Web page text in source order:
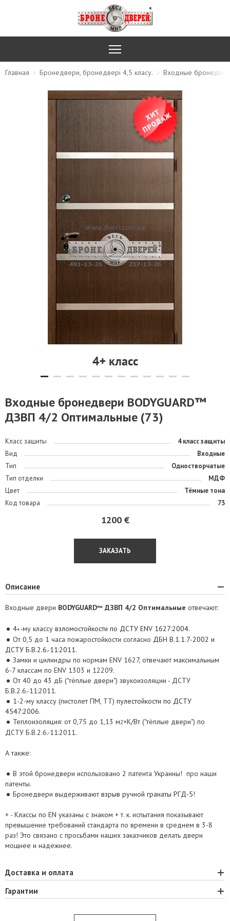
Главная Бронедвери, бронедвері 4,5 класу. Входные
Входные бронедвери BODYGUARD™
ДЗВП 4/2 Оптимальные (73)
Класс защиты
4 класс защиты
Вид
Входные
Тип
Одностворчатые
Тип отделки
МДФ
Цвет
Тёмные тона
Код товара
73
1200 €
ЗАКАЗАТЬ
Описание
Входные двери BODYGUARD™ ДЗВП 4/2 Оптимальные отвечают:
4+-му классу взломостойкости по ДСТУ ENV 1627:2004.
От 0,5 до 1 часа пожаростойкости согласно ДБН В.1.1.7-2002 и
ДСТУ Б.В.2.6.-11:2011.
Замки и цилиндры по нормам ENV 1627, отвечают максимальным
6-7 классам по ENV 1303 и 12209.
От 40 до 43 дБ ("тёплые двери") звукоизоляции - ДСТУ
Б.В.2.6.-11:2011.
1-2-му классу (пистолет ПМ, ТТ) пулестойкости по ДСТУ
4547:2006.
Теплоизоляция: от 0,75 до 1,13 м2×К/Вт ("тёплые двери") по
ДСТУ Б.В.2.6.-11:2011.
А также:
В этой бронедвери использовано 2 патента Украины! про наши
патенты.
Бронедвери выдерживаютвзрыв ручной гранаты РГД-5!
+ - Классы по EN указаны с знаком + т. к. испытания показывают
превышение требований стандарта по времени в среднем в 3-8
раз! Это связано с просьбами наших заказчиков делать двери
мощнее и надежнее.
Доставка и оплата
ООО «Весь мир бронедверей» производит и осуществляет доставку
Гарантии